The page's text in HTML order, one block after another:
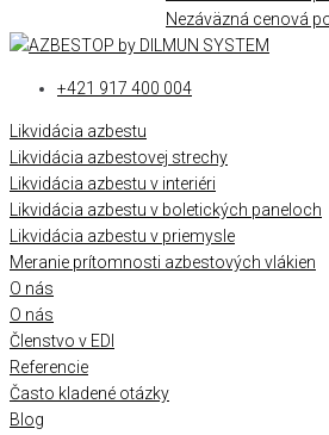
Nezáväzná cenová
+421 917 400 004
Likvidácia azbestu
Likvidácia azbestovej strechy
Likvidácia azbestu v interiéri
Likvidácia azbestu v boletických paneloch
Likvidácia azbestu v priemysle
Meranie prítomnosti azbestových vlákien
O nás
O nás
Členstvo v EDI
Referencie
Často kladené otázky
Blog